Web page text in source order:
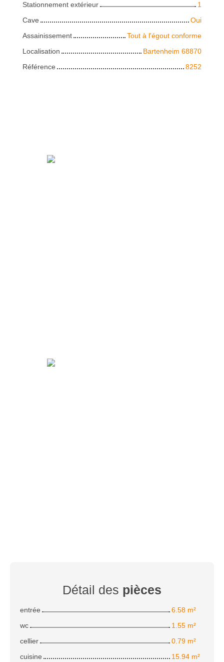
Stationnement extérieur
1
Cave
Oui
Assainissement
Tout à l'égout conforme
Localisation
Bartenheim 68870
Référence
8252
Détail des pièces
entrée
6.58 m²
wc
1.55 m²
cellier
0.79 m²
cuisine
15.94 m²